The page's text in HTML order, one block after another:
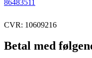
86483511
CVR: 10609216
Betal med